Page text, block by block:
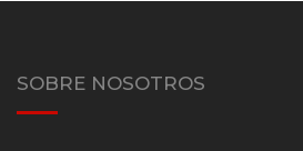
SOBRE NOSOTROS